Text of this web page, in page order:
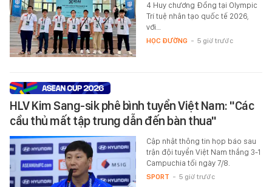
4 Huy chương Đồng tại Olympic
Trí tuệ nhân tạo quốc tế 2026,
với…
HỌC ĐƯỜNG - 5 giờ trước
HLV Kim Sang-sik phê bình tuyển Việt Nam: "Các
cầu thủ mất tập trung dẫn đến bàn thua"
Cập nhật thông tin họp báo sau
trận đội tuyển Việt Nam thắng 3-1
Campuchia tối ngày 7/8.
SPORT - 5 giờ trước